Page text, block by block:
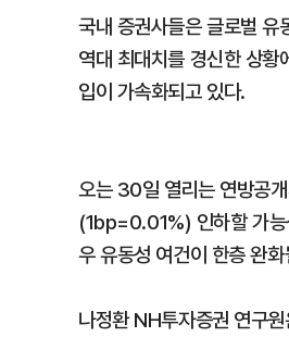
국내 증권사들은 글로벌
역대 최대치를 경신한 상
입이 가속화되고 있다.
오는 30일 열리는 연방공
(1bp=0.01%) 인하할 가능
우 유동성 여건이 한층 완
나정환 NH투자증권 연구